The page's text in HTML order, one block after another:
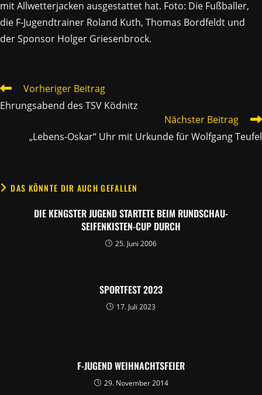
mit Allwetterjacken ausgestattet hat. Foto: Die Fußballer,
die F-Jugendtrainer Roland Kuth, Thomas Bordfeldt und
der Sponsor Holger Griesenbrock.
WEITERE
ARTIKEL
ANSEHEN
Vorheriger Beitrag
Ehrungsabend des TSV Ködnitz
Nächster Beitrag
„Lebens-Oskar“ Uhr mit Urkunde für Wolfgang Teufel
DAS KÖNNTE DIR AUCH GEFALLEN
DIE KENGSTER JUGEND STARTETE BEIM RUNDSCHAU-
SEIFENKISTEN-CUP DURCH
25. Juni 2006
SPORTFEST 2023
17. Juli 2023
F-JUGEND WEIHNACHTSFEIER
29. November 2014